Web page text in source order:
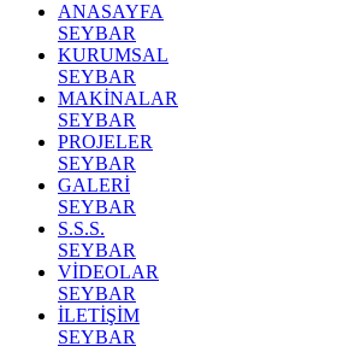
ANASAYFA
SEYBAR
KURUMSAL
SEYBAR
MAKİNALAR
SEYBAR
PROJELER
SEYBAR
GALERİ
SEYBAR
S.S.S.
SEYBAR
VİDEOLAR
SEYBAR
İLETİŞİM
SEYBAR